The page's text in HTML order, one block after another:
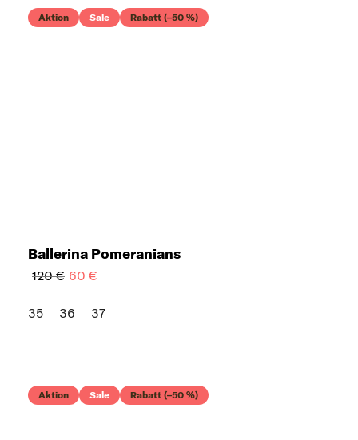
Aktion Sale Rabatt (–50 %)
Ballerina Pomeranians
120 € 60 €
35 36 37
Aktion Sale Rabatt (–50 %)